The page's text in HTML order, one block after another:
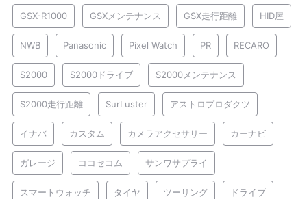
GSX-R1000 GSXメンテナンス GSX走行距離 HID屋
NWB Panasonic Pixel Watch PR RECARO
S2000 S2000ドライブ S2000メンテナンス
S2000走行距離 SurLuster アストロプロダクツ
イナバ カスタム カメラアクセサリー カーナビ
ガレージ ココセコム サンワサプライ
スマートウォッチ タイヤ ツーリング ドライブ